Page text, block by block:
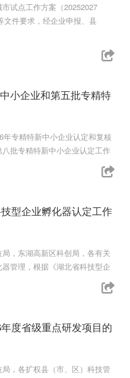
试点工作方案（20252027
文件要求，经企业申报、县
小企业和第五批专精特
专精特新中小企业认定和复核
批专精特新中小企业认定工作
型企业孵化器认定工作
，东湖高新区科创局，各有关
管理，根据《湖北省科技型企
度省级重点研发项目的
，各扩权县（市、区）科技管